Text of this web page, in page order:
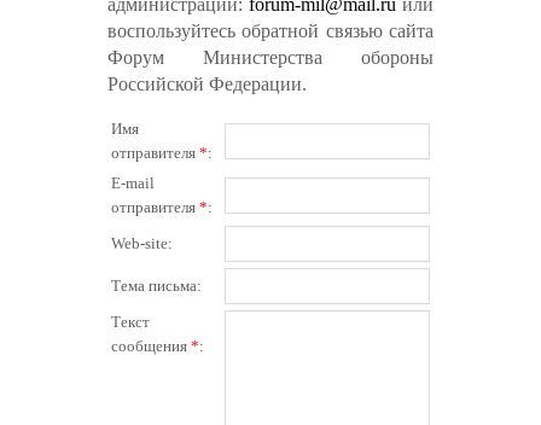
администрации: forum-mil@mail.ru или
воспользуйтесь обратной связью сайта
Форум Министерства обороны
Российской Федерации.
Имя
отправителя *:
E-mail
отправителя *:
Web-site:
Тема письма:
Текст
сообщения *: